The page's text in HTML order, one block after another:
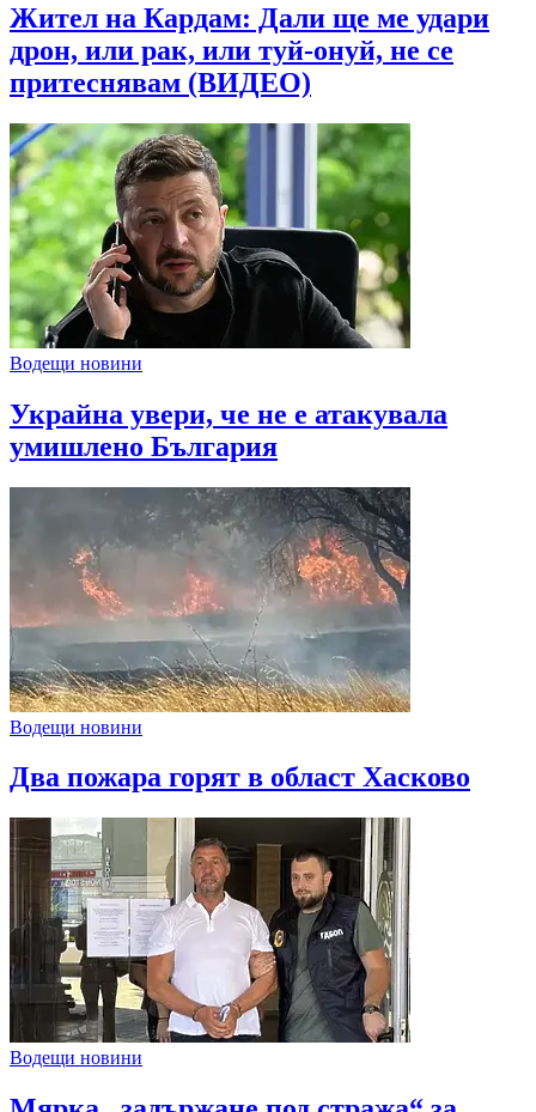
Жител на Кардам: Дали ще ме удари
дрон, или рак, или туй-онуй, не се
притеснявам (ВИДЕО)
Водещи новини
Украйна увери, че не е атакувала
умишлено България
Водещи новини
Два пожара горят в област Хасково
Водещи новини